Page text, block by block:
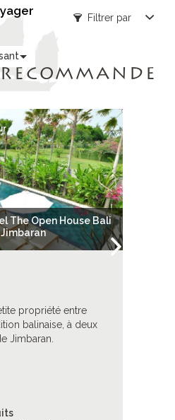
Filtrer par
The Open House Bali
propriété entre
balinaise, à deux
Jimbaran.